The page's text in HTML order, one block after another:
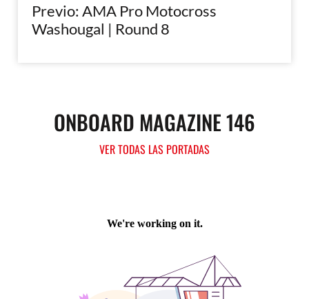
Previo: AMA Pro Motocross
Washougal | Round 8
ONBOARD MAGAZINE 146
VER TODAS LAS PORTADAS